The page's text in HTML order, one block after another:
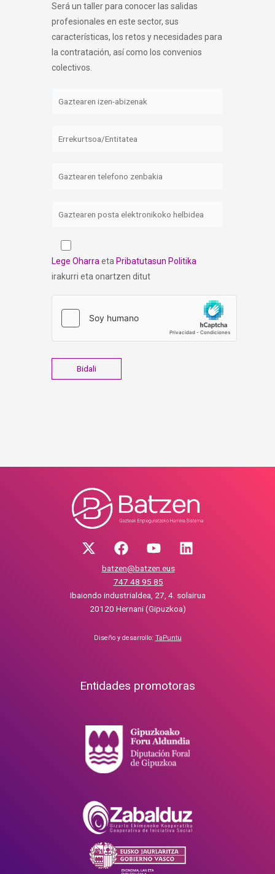
Será un taller para conocer las salidas
profesionales en este sector, sus
características, los retos y necesidades para
la contratación, así como los convenios
colectivos.
Lege Oharra eta Pribatutasun Politika
irakurri eta onartzen ditut
batzen@batzen.eus
747 48 95 85
Ibaiondo industrialdea, 27, 4. solairua
20120 Hernani (Gipuzkoa)
Diseño y desarrollo: TaPuntu
Entidades promotoras